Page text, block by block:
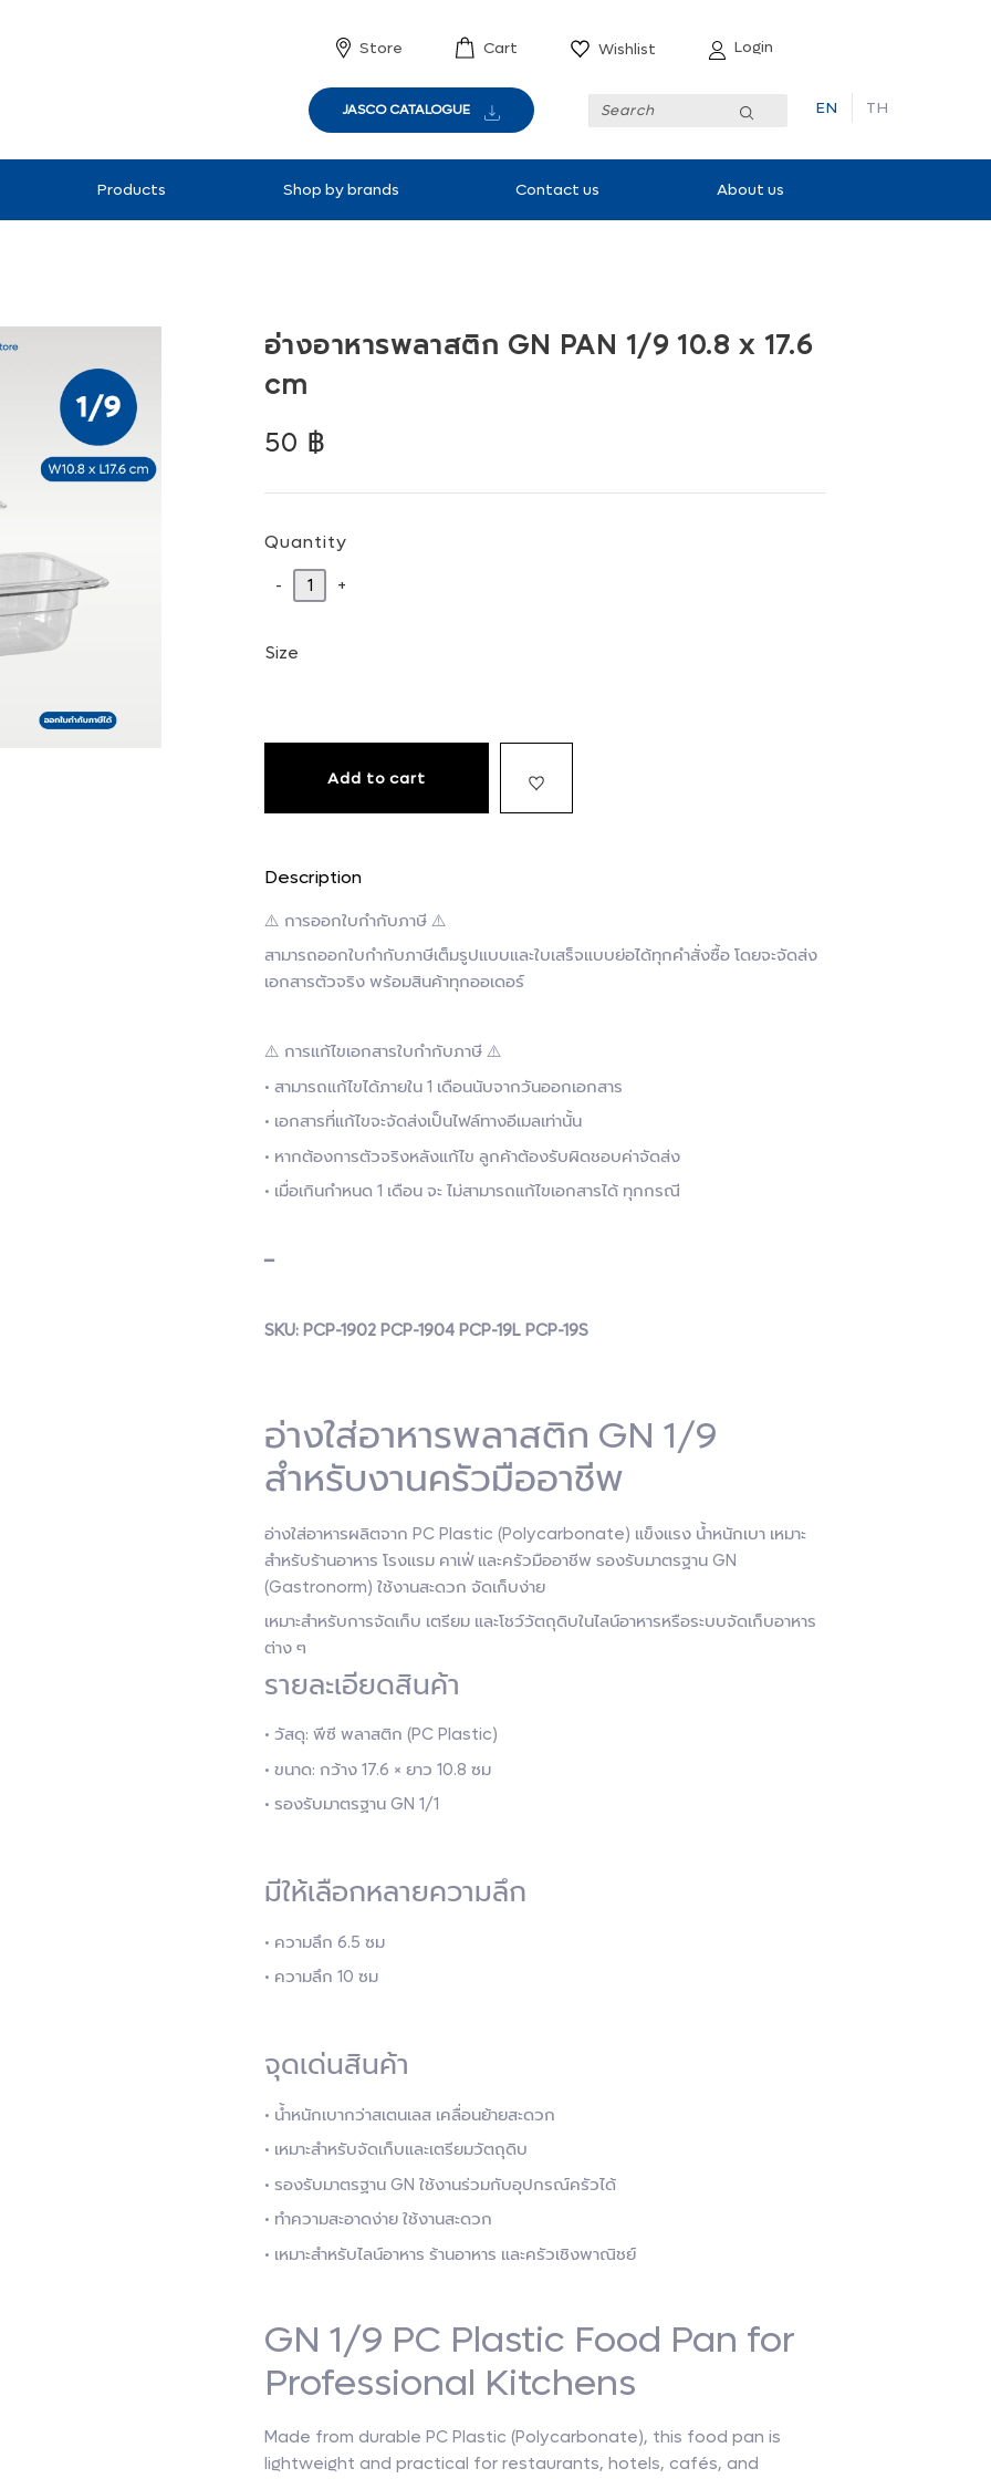
Store Cart Wishlist Login
JASCO CATALOGUE
Products Shop by brands Contact us About us
อ่างอาหารพลาสติก GN PAN 1/9 10.8 x 17.6
cm
Regular
50 ฿
Quantity
- +
Size
Add to cart
Description
⚠️ การออกใบกำกับภาษี ⚠️
สามารถออกใบกำกับภาษีเต็มรูปแบบและใบเสร็จแบบย่อได้ทุกคำสั่งซื้อ โดยจะจัดส่ง
เอกสารตัวจริง พร้อมสินค้าทุกออเดอร์
⚠️ การแก้ไขเอกสารใบกำกับภาษี ⚠️
• สามารถแก้ไขได้ภายใน 1 เดือนนับจากวันออกเอกสาร
• เอกสารที่แก้ไขจะจัดส่งเป็นไฟล์ทางอีเมลเท่านั้น
• หากต้องการตัวจริงหลังแก้ไข ลูกค้าต้องรับผิดชอบค่าจัดส่ง
• เมื่อเกินกำหนด 1 เดือน จะ ไม่สามารถแก้ไขเอกสารได้ ทุกกรณี
━
SKU: PCP-1902 PCP-1904 PCP-19L PCP-19S
อ่างใส่อาหารพลาสติก GN 1/9
สำหรับงานครัวมืออาชีพ
อ่างใส่อาหารผลิตจาก PC Plastic (Polycarbonate) แข็งแรง น้ำหนักเบา เหมาะ
สำหรับร้านอาหาร โรงแรม คาเฟ่ และครัวมืออาชีพ รองรับมาตรฐาน GN
(Gastronorm) ใช้งานสะดวก จัดเก็บง่าย
เหมาะสำหรับการจัดเก็บ เตรียม และโชว์วัตถุดิบในไลน์อาหารหรือระบบจัดเก็บอาหาร
ต่าง ๆ
รายละเอียดสินค้า
• วัสดุ: พีซี พลาสติก (PC Plastic)
• ขนาด: กว้าง 17.6 × ยาว 10.8 ซม
• รองรับมาตรฐาน GN 1/1
มีให้เลือกหลายความลึก
• ความลึก 6.5 ซม
• ความลึก 10 ซม
จุดเด่นสินค้า
• น้ำหนักเบากว่าสเตนเลส เคลื่อนย้ายสะดวก
• เหมาะสำหรับจัดเก็บและเตรียมวัตถุดิบ
• รองรับมาตรฐาน GN ใช้งานร่วมกับอุปกรณ์ครัวได้
• ทำความสะอาดง่าย ใช้งานสะดวก
• เหมาะสำหรับไลน์อาหาร ร้านอาหาร และครัวเชิงพาณิชย์
GN 1/9 PC Plastic Food Pan for
Professional Kitchens
Made from durable PC Plastic (Polycarbonate), this food pan is
lightweight and practical for restaurants, hotels, cafés, and
EN TH